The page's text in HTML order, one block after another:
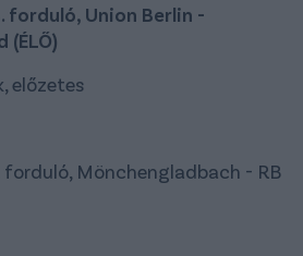
forduló, Union Berlin -
előzetes
forduló, Mönchengladbach - RB